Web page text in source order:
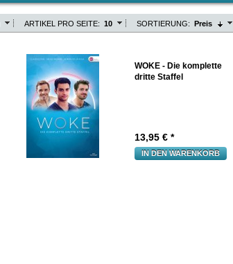
SORTIERUNG: Preis
ARTIKEL PRO SEITE: 10
WOKE - Die komplette
dritte Staffel
13,95 € *
IN DEN WARENKORB